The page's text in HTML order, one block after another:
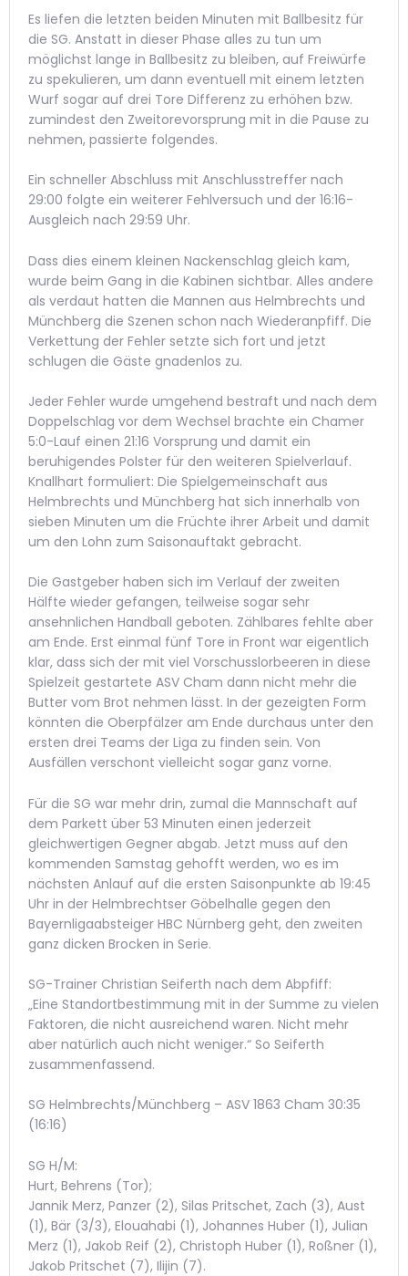
Es liefen die letzten beiden Minuten mit Ballbesitz für
die SG. Anstatt in dieser Phase alles zu tun um
möglichst lange in Ballbesitz zu bleiben, auf Freiwürfe
zu spekulieren, um dann eventuell mit einem letzten
Wurf sogar auf drei Tore Differenz zu erhöhen bzw.
zumindest den Zweitorevorsprung mit in die Pause zu
nehmen, passierte folgendes.
Ein schneller Abschluss mit Anschlusstreffer nach
29:00 folgte ein weiterer Fehlversuch und der 16:16-
Ausgleich nach 29:59 Uhr.
Dass dies einem kleinen Nackenschlag gleich kam,
wurde beim Gang in die Kabinen sichtbar. Alles andere
als verdaut hatten die Mannen aus Helmbrechts und
Münchberg die Szenen schon nach Wiederanpfiff. Die
Verkettung der Fehler setzte sich fort und jetzt
schlugen die Gäste gnadenlos zu.
Jeder Fehler wurde umgehend bestraft und nach dem
Doppelschlag vor dem Wechsel brachte ein Chamer
5:0-Lauf einen 21:16 Vorsprung und damit ein
beruhigendes Polster für den weiteren Spielverlauf.
Knallhart formuliert: Die Spielgemeinschaft aus
Helmbrechts und Münchberg hat sich innerhalb von
sieben Minuten um die Früchte ihrer Arbeit und damit
um den Lohn zum Saisonauftakt gebracht.
Die Gastgeber haben sich im Verlauf der zweiten
Hälfte wieder gefangen, teilweise sogar sehr
ansehnlichen Handball geboten. Zählbares fehlte aber
am Ende. Erst einmal fünf Tore in Front war eigentlich
klar, dass sich der mit viel Vorschusslorbeeren in diese
Spielzeit gestartete ASV Cham dann nicht mehr die
Butter vom Brot nehmen lässt. In der gezeigten Form
könnten die Oberpfälzer am Ende durchaus unter den
ersten drei Teams der Liga zu finden sein. Von
Ausfällen verschont vielleicht sogar ganz vorne.
Für die SG war mehr drin, zumal die Mannschaft auf
dem Parkett über 53 Minuten einen jederzeit
gleichwertigen Gegner abgab. Jetzt muss auf den
kommenden Samstag gehofft werden, wo es im
nächsten Anlauf auf die ersten Saisonpunkte ab 19:45
Uhr in der Helmbrechtser Göbelhalle gegen den
Bayernligaabsteiger HBC Nürnberg geht, den zweiten
ganz dicken Brocken in Serie.
SG-Trainer Christian Seiferth nach dem Abpfiff:
„Eine Standortbestimmung mit in der Summe zu vielen
Faktoren, die nicht ausreichend waren. Nicht mehr
aber natürlich auch nicht weniger.“ So Seiferth
zusammenfassend.
SG Helmbrechts/Münchberg – ASV 1863 Cham 30:35
(16:16)
SG H/M:
Hurt, Behrens (Tor);
Jannik Merz, Panzer (2), Silas Pritschet, Zach (3), Aust
(1), Bär (3/3), Elouahabi (1), Johannes Huber (1), Julian
Merz (1), Jakob Reif (2), Christoph Huber (1), Roßner (1),
Jakob Pritschet (7), Ilijin (7).